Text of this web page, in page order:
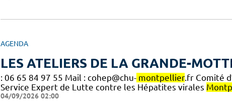
AGENDA
LES ATELIERS DE LA GRANDE-
: 06 65 84 97 55 Mail : cohep@chu- montpellier.fr Comité
Service Expert de Lutte contre les Hépatites virales
04/09/2026 02:00